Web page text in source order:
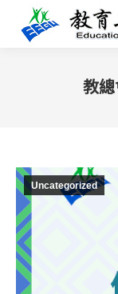
教
Uncategorized